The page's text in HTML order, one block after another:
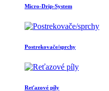
Micro-Drip-System
Postrekovače/sprchy
Reťazové píly